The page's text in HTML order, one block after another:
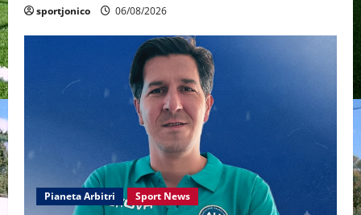
sportjonico 06/08/2026
Pianeta Arbitri Sport News